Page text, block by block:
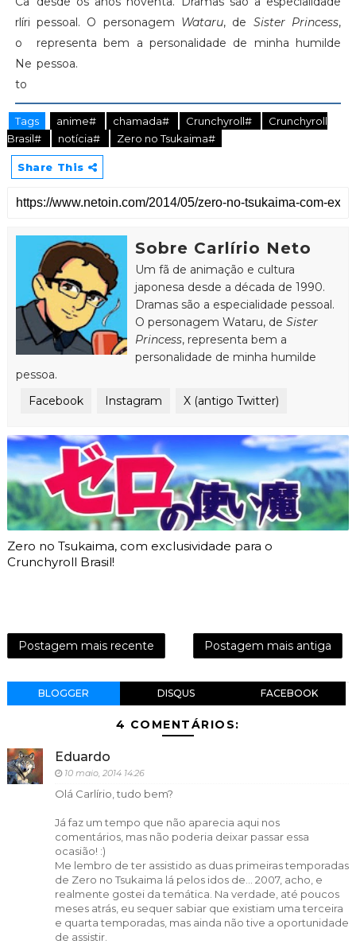
pessoal. O personagem Wataru, de Sister Princess,
representa bem a personalidade de minha humilde
pessoa.
Tags anime# chamada# Crunchyroll#
Crunchyroll
Brasil#
notícia# Zero no Tsukaima#
Share This
Sobre Carlírio Neto
Um fã de animação e cultura
japonesa desde a década de 1990.
Dramas são a especialidade pessoal.
O personagem Wataru, de Sister
Princess, representa bem a
personalidade de minha humilde
pessoa.
Facebook
Instagram X (antigo Twitter)
Zero no Tsukaima, com exclusividade para o
Crunchyroll Brasil!
Postagem mais recente Postagem mais antiga
BLOGGER DISQUS FACEBOOK
4 COMENTÁRIOS:
Eduardo
10 maio, 2014 14:26
Olá Carlírio, tudo bem?
Já faz um tempo que não aparecia aqui nos
comentários, mas não poderia deixar passar essa
ocasião! :)
Me lembro de ter assistido as duas primeiras temporadas
de Zero no Tsukaima lá pelos idos de... 2007, acho, e
realmente gostei da temática. Na verdade, até poucos
meses atrás, eu sequer sabiar que existiam uma terceira
e quarta temporadas, mas ainda não tive a oportunidade
de assistir.